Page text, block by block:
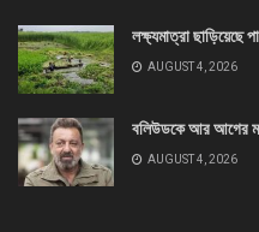
লক্ষ্যমাত্রা ছাড়িয়েছে
AUGUST 4, 2026
বলিউডকে আর আগের
AUGUST 4, 2026